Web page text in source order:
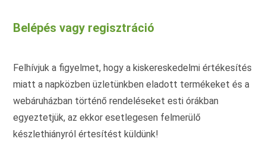
a
termékoldalon
Belépés vagy regisztráció
Felhívjuk a figyelmet, hogy a kiskereskedelmi értékesítés
miatt a napközben üzletünkben eladott termékeket és a
webáruházban történő rendeléseket esti órákban
egyeztetjük, az ekkor esetlegesen felmerülő
készlethiányról értesítést küldünk!